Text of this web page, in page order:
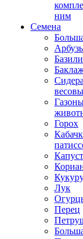
ним
Семена
Горох
Лук
Перец